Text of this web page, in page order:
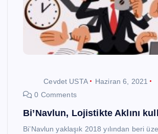
Cevdet USTA
Haziran 6, 2021
0 Comments
Bi’Navlun, Lojistikte Aklını
Bi’Navlun yaklaşık 2018 yılından beri